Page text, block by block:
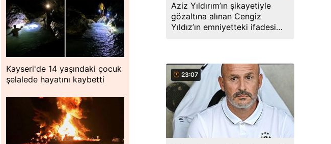
Kayseri'de 14 yaşındaki çocuk
şelalede hayatını kaybetti
Aziz Yıldırım’ın şikayetiyle
gözaltına alınan Cengiz
Yıldız’ın emniyetteki ifadesi
23:07